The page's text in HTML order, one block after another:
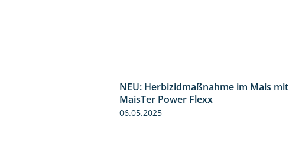
NEU: Herbizidmaßnahme im Mais mit
MaisTer Power Flexx
06.05.2025